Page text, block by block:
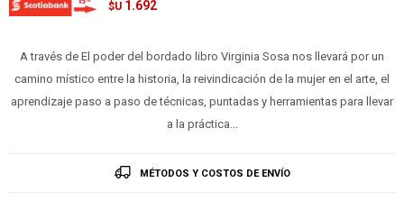
$U 1.692
A través de El poder del bordado libro Virginia Sosa nos llevará por un
camino místico entre la historia, la reivindicación de la mujer en el arte, el
aprendizaje paso a paso de técnicas, puntadas y herramientas para llevar
a la práctica...
MÉTODOS Y COSTOS DE ENVÍO